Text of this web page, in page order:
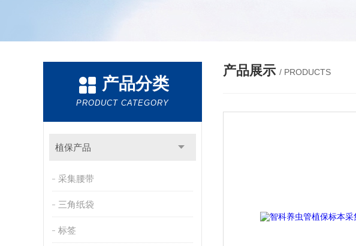
产品分类
PRODUCT CATEGORY
植保产品
采集腰带
三角纸袋
标签
产品展示 / PRODUCTS